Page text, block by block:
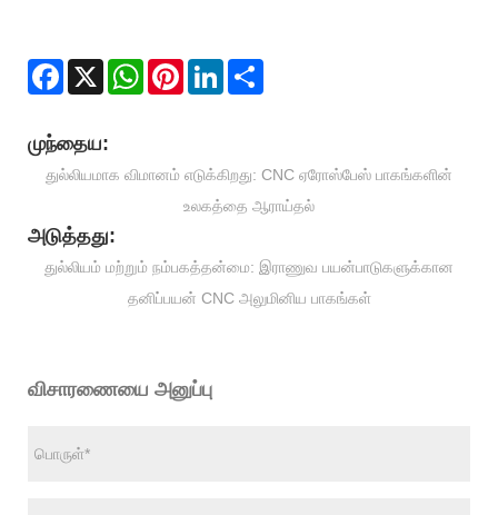
Facebook
X WhatsAppPinterestLinkedIn
முந்தைய:
துல்லியமாக விமானம் எடுக்கிறது: CNC ஏரோஸ்பேஸ் பாகங்களின்
உலகத்தை ஆராய்தல்
அடுத்தது:
துல்லியம் மற்றும் நம்பகத்தன்மை: இராணுவ பயன்பாடுகளுக்கான
தனிப்பயன் CNC அலுமினிய பாகங்கள்
விசாரணையை அனுப்பு